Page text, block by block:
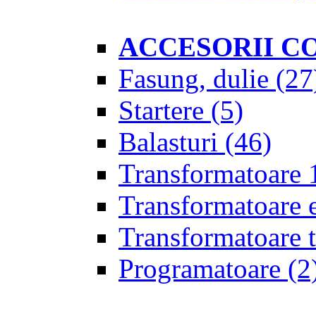
ACCESORII
Fasung, dulie
Startere (5)
Balasturi (46)
Transformatoare
Transformatoare
Transformatoare
Programatoare